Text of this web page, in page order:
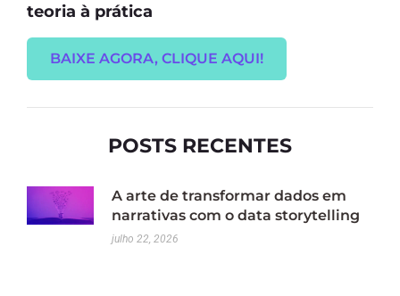
teoria à prática
BAIXE AGORA, CLIQUE AQUI!
POSTS RECENTES
A arte de transformar dados em
narrativas com o data storytelling
julho 22, 2026